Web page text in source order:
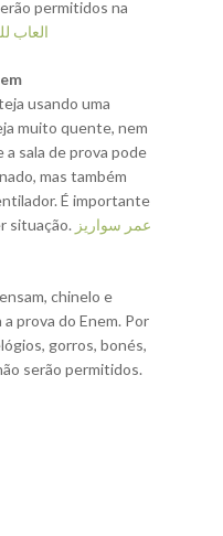
permitidos na
العاب
usando uma
muito quente, nem
sala de prova pode
mas também
É importante
situação. عمر سواريز
chinelo e
prova do Enem. Por
gorros, bonés,
serão permitidos.